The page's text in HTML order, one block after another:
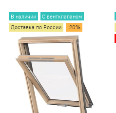
В наличии
С вентклапаном
Доставка по России
-20%